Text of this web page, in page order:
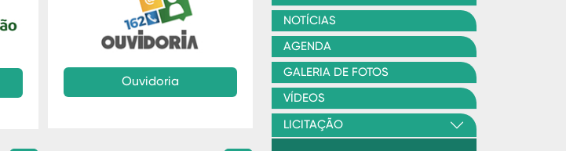
Ouvidoria
NOTÍCIAS
AGENDA
GALERIA DE FOTOS
VÍDEOS
LICITAÇÃO